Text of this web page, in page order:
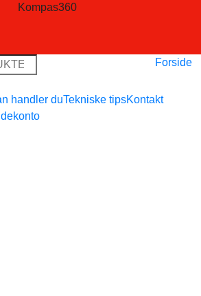
Kompas360
Forside
handler duTekniske tipsKontakt